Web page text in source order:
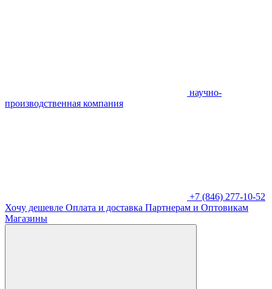
научно-
производственная компания
+7 (846) 277-10-52
Хочу дешевле Оплата и доставка Партнерам и Оптовикам
Магазины